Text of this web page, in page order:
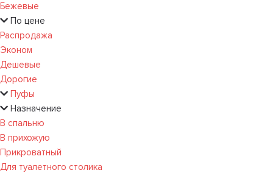
Бежевые
По цене
Распродажа
Эконом
Дешевые
Дорогие
Пуфы
Назначение
В спальню
В прихожую
Прикроватный
Для туалетного столика